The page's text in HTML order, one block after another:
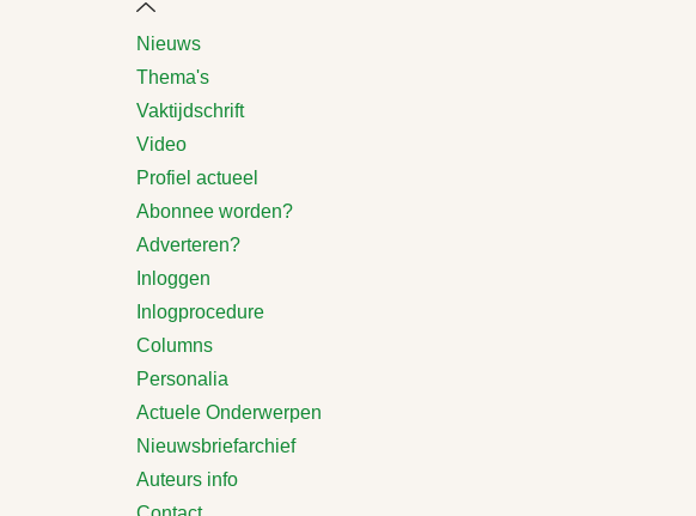
Nieuws
Thema's
Vaktijdschrift
Video
Profiel actueel
Abonnee worden?
Adverteren?
Inloggen
Inlogprocedure
Columns
Personalia
Actuele Onderwerpen
Nieuwsbriefarchief
Auteurs info